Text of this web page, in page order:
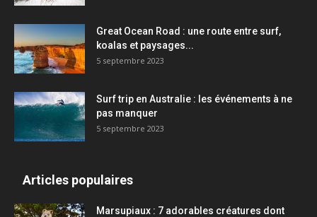
Great Ocean Road : une route entre surf,
koalas et paysages...
5 septembre 2023
Surf trip en Australie : les événements à ne
pas manquer
5 septembre 2023
Articles populaires
Marsupiaux : 7 adorables créatures dont